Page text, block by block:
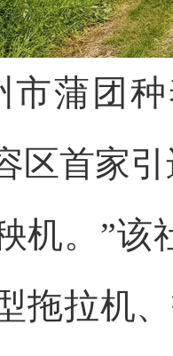
市蒲团
区首家
机。”该
拖拉机